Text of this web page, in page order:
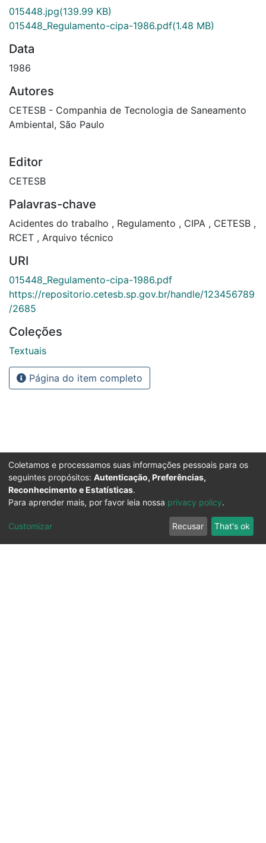
015448.jpg(139.99 KB)
015448_Regulamento-cipa-1986.pdf(1.48 MB)
Data
1986
Autores
CETESB - Companhia de Tecnologia de Saneamento
Ambiental, São Paulo
Editor
CETESB
Palavras-chave
Acidentes do trabalho , Regulamento , CIPA , CETESB ,
RCET , Arquivo técnico
URI
015448_Regulamento-cipa-1986.pdf
https://repositorio.cetesb.sp.gov.br/handle/123456789
/2685
Coleções
Textuais
Página do item completo
Coletamos e processamos suas informações pessoais para os
seguintes propósitos: Autenticação, Preferências,
Reconhecimento e Estatísticas.
Para aprender mais, por favor leia nossa privacy policy.
Customizar Recusar That's ok